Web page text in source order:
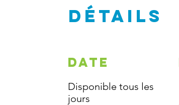
DÉTAILS
DATE
Disponible tous les
jours